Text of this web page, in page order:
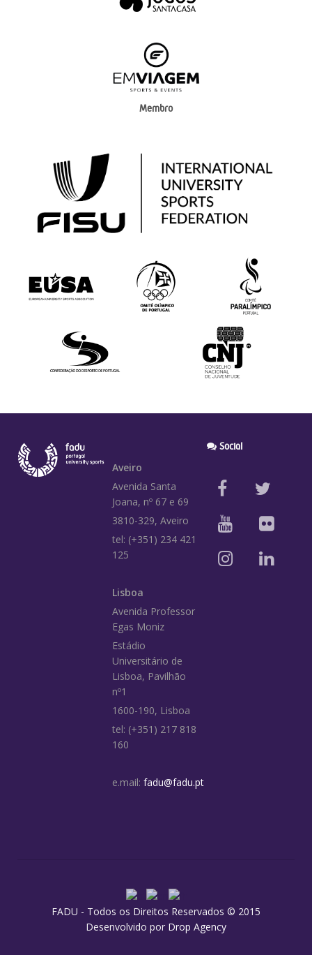
Membro
Aveiro
Avenida Santa
Joana, nº 67 e 69
3810-329, Aveiro
tel: (+351) 234 421
125
Lisboa
Avenida Professor
Egas Moniz
Estádio
Universitário de
Lisboa, Pavilhão
nº1
1600-190, Lisboa
tel: (+351) 217 818
160
e.mail: fadu@fadu.pt
Social
FADU - Todos os Direitos Reservados © 2015
Desenvolvido por Drop Agency